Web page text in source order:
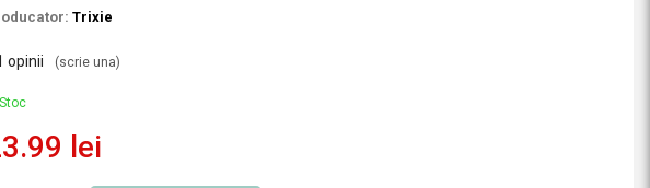
Trixie
opinii (scrie una)
lei